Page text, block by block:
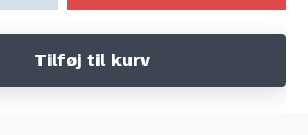
Tilføj til kurv